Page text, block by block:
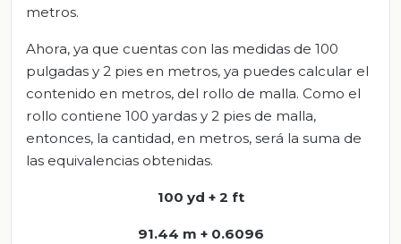
metros.
Ahora, ya que cuentas con las medidas de 100
pulgadas y 2 pies en metros, ya puedes calcular el
contenido en metros, del rollo de malla. Como el
rollo contiene 100 yardas y 2 pies de malla,
entonces, la cantidad, en metros, será la suma de
las equivalencias obtenidas.
100 yd + 2 ft
91.44 m + 0.6096